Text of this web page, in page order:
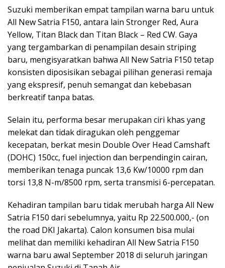
Suzuki memberikan empat tampilan warna baru untuk
All New Satria F150, antara lain Stronger Red, Aura
Yellow, Titan Black dan Titan Black – Red CW. Gaya
yang tergambarkan di penampilan desain striping
baru, mengisyaratkan bahwa All New Satria F150 tetap
konsisten diposisikan sebagai pilihan generasi remaja
yang ekspresif, penuh semangat dan kebebasan
berkreatif tanpa batas.
Selain itu, performa besar merupakan ciri khas yang
melekat dan tidak diragukan oleh penggemar
kecepatan, berkat mesin Double Over Head Camshaft
(DOHC) 150cc, fuel injection dan berpendingin cairan,
memberikan tenaga puncak 13,6 Kw/10000 rpm dan
torsi 13,8 N-m/8500 rpm, serta transmisi 6-percepatan.
Kehadiran tampilan baru tidak merubah harga All New
Satria F150 dari sebelumnya, yaitu Rp 22.500.000,- (on
the road DKI Jakarta). Calon konsumen bisa mulai
melihat dan memiliki kehadiran All New Satria F150
warna baru awal September 2018 di seluruh jaringan